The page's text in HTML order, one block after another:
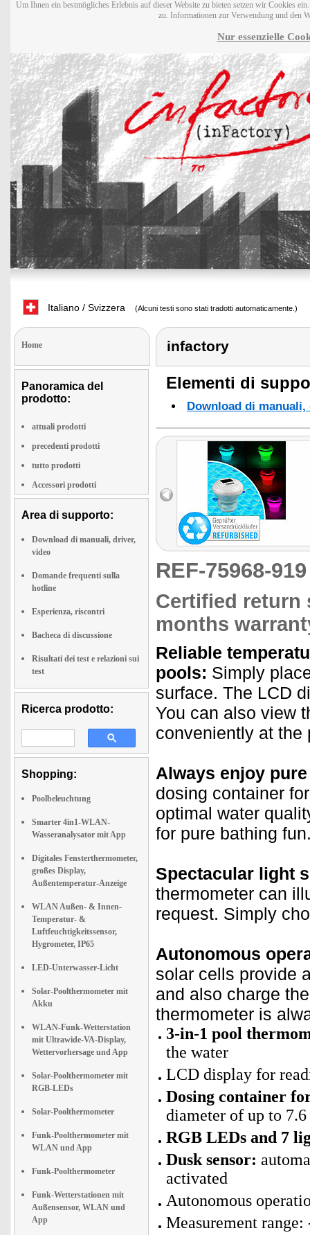
Um Ihnen ein bestmögliches Erlebnis auf dieser Website zu bieten setzen wir Cookies
zu. Informationen zur Verwendung und den
Nur essenzielle
Italiano / Svizzera (Alcuni testi sono stati tradotti automaticamente.)
Home
Panoramica del
prodotto:
attuali prodotti
precedenti prodotti
tutto prodotti
Accessori prodotti
Area di supporto:
Download di manuali, driver,
video
Domande frequenti sulla
hotline
Esperienza, riscontri
Bacheca di discussione
Risultati dei test e relazioni sui
test
Ricerca prodotto:
Shopping:
Poolbeleuchtung
Smarter 4in1-WLAN-
Wasseranalysator mit App
Digitales Fensterthermometer,
großes Display,
Außentemperatur-Anzeige
WLAN Außen- & Innen-
Temperatur- &
Luftfeuchtigkeitssensor,
Hygrometer, IP65
LED-Unterwasser-Licht
Solar-Poolthermometer mit
Akku
WLAN-Funk-Wetterstation
mit Ultrawide-VA-Display,
Wettervorhersage und App
Solar-Poolthermometer mit
RGB-LEDs
Solar-Poolthermometer
Funk-Poolthermometer mit
WLAN und App
Funk-Poolthermometer
Funk-Wetterstationen mit
Außensensor, WLAN und
App
infactory
Elementi di
Download di
REF-75968-
Certified return
months
Reliable
pools: Simply
surface. The LCD
You can also view
conveniently at the
Always enjoy
dosing container
optimal water
for pure bathing
Spectacular light
thermometer can
request. Simply
Autonomous
solar cells provide
and also charge
thermometer is
3-in-1 pool
the water
LCD display for
Dosing container
diameter of up to
RGB LEDs and 7
Dusk sensor:
activated
Autonomous
Measurement